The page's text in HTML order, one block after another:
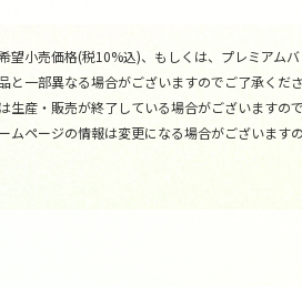
小売価格(税10%込)、もしくは、プレミアムバ
一部異なる場合がございますのでご了承くださ
産・販売が終了している場合がございますので
ページの情報は変更になる場合がございますの